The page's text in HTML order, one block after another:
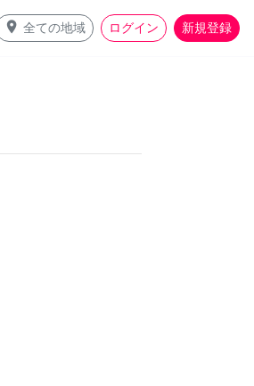
place 全ての地域 ログイン 新規登録